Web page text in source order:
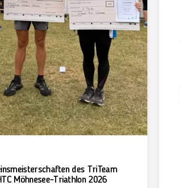
des TriTeam
Möhnesee-Triathlon 2026